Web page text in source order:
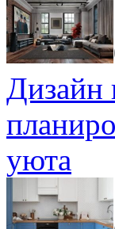
Дизайн
уюта